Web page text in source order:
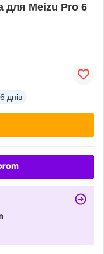
для Meizu Pro 6
днів